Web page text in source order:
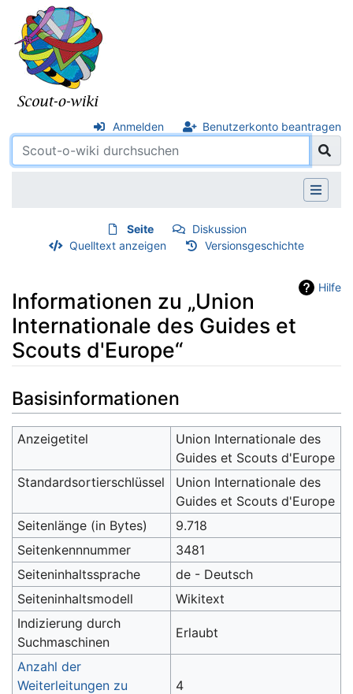
Anmelden Benutzerkonto beantragen
Seite
Diskussion
Quelltext anzeigen
Versionsgeschichte
Hilfe
Informationen zu „Union
Internationale des Guides et
Scouts d'Europe“
Wechseln zu: Navigation
Basisinformationen
Anzeigetitel
Union Internationale des
Guides et Scouts d'Europe
Standardsortierschlüssel
Union Internationale des
Guides et Scouts d'Europe
Seitenlänge (in Bytes)
9.718
Seitenkennnummer
3481
Seiteninhaltssprache
de - Deutsch
Seiteninhaltsmodell
Wikitext
Indizierung durch
Suchmaschinen
Erlaubt
Anzahl der
Weiterleitungen zu
4